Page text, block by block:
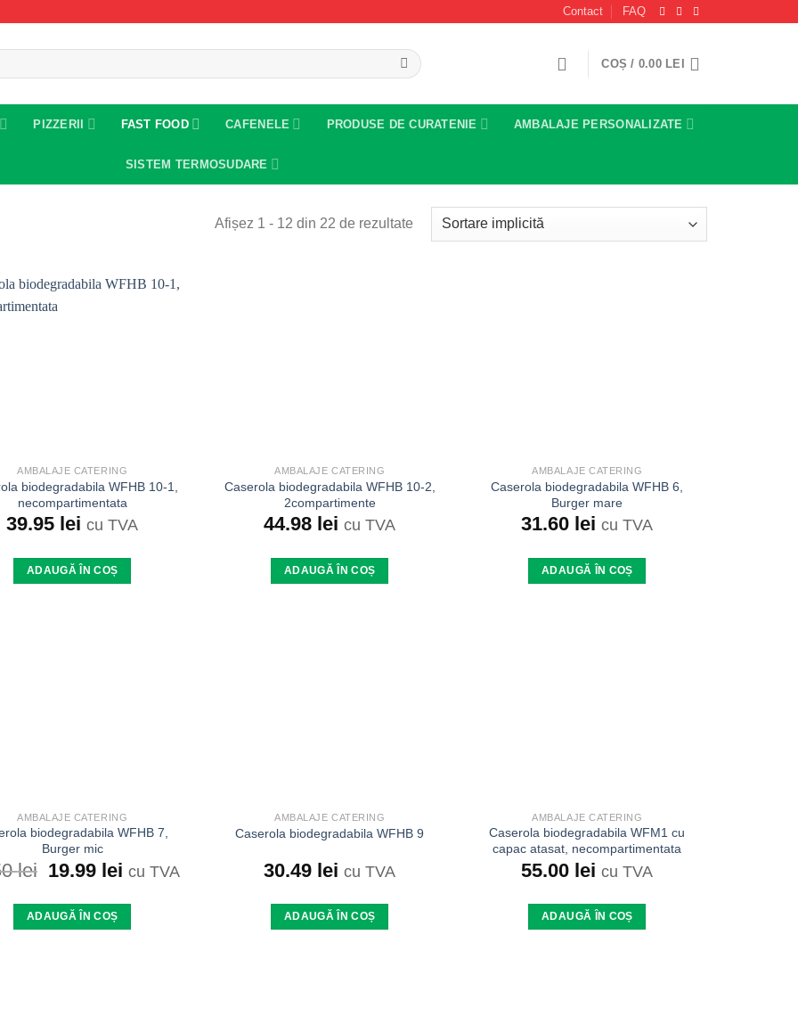
Contact FAQ
COȘ / 0.00 LEI
PIZZERII FAST FOOD CAFENELE PRODUSE DE CURATENIE AMBALAJE PERSONALIZATE
SISTEM TERMOSUDARE
Afișez 1 - 12 din 22 de rezultate
AMBALAJE CATERING
biodegradabila WFHB 10-1,
necompartimentata
39.95 lei cu TVA
ADAUGĂ ÎN COȘ
AMBALAJE CATERING
Caserola biodegradabila WFHB 10-2,
2compartimente
44.98 lei cu TVA
ADAUGĂ ÎN COȘ
AMBALAJE CATERING
Caserola biodegradabila WFHB 6,
Burger mare
31.60 lei cu TVA
ADAUGĂ ÎN COȘ
AMBALAJE CATERING
biodegradabila WFHB 7,
Burger mic
lei Prețul
a
fost:
19.99 lei Prețul
este:
19.99 lei.
cu TVA
ADAUGĂ ÎN COȘ
AMBALAJE CATERING
Caserola biodegradabila WFHB 9
30.49 lei cu TVA
ADAUGĂ ÎN COȘ
AMBALAJE CATERING
Caserola biodegradabila WFM1 cu
capac atasat, necompartimentata
55.00 lei cu TVA
ADAUGĂ ÎN COȘ